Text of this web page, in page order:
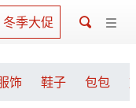
冬季大促
饰 鞋子 包包